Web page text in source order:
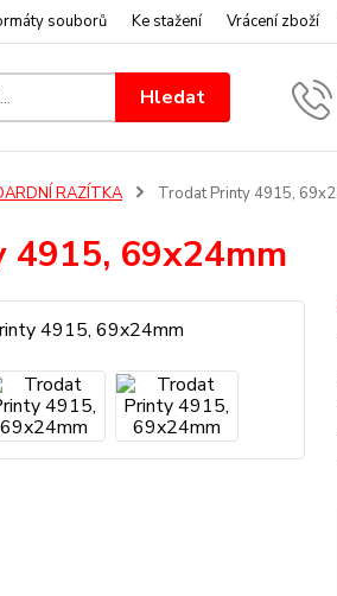
souborů Ke stažení Vrácení zboží
Hledat
RAZÍTKA Trodat Printy 4915,
69x24mm